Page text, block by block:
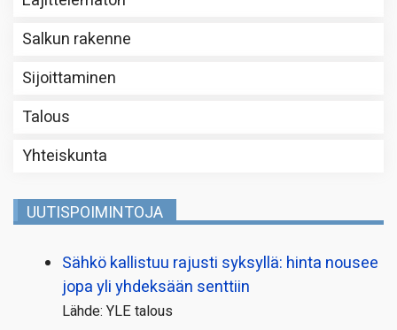
Salkun rakenne
Sijoittaminen
Talous
Yhteiskunta
UUTISPOIMINTOJA
Sähkö kallistuu rajusti syksyllä: hinta nousee
jopa yli yhdeksään senttiin
Lähde: YLE talous